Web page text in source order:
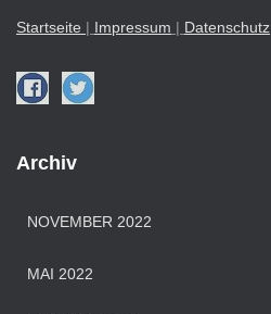
Startseite | Impressum | Datenschutz
Archiv
NOVEMBER 2022
MAI 2022